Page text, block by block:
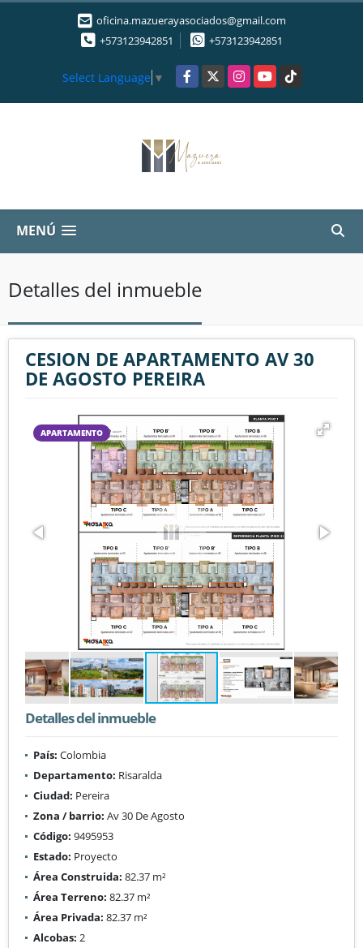
oficina.mazuerayasociados@gmail.com
+573123942851
+573123942851
Select Language ▼ Facebook
X InstagramYouTubeTikTok
MENÚ
Detalles del inmueble
CESION DE APARTAMENTO AV 30
DE AGOSTO PEREIRA
APARTAMENTO
Detalles del inmueble
País: Colombia
Departamento: Risaralda
Ciudad: Pereira
Zona / barrio: Av 30 De Agosto
Código: 9495953
Estado: Proyecto
Área Construida: 82.37 m²
Área Terreno: 82.37 m²
Área Privada: 82.37 m²
Alcobas: 2